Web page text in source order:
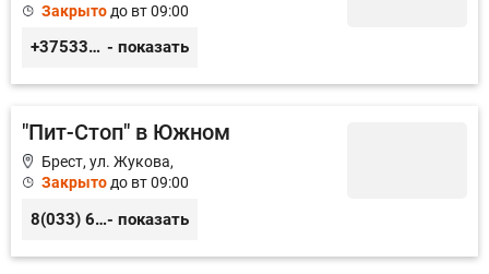
Закрыто до вт 09:00
+375336082389 - показать
"Пит-Стоп" в Южном
Брест, ул. Жукова,
Закрыто до вт 09:00
8(033) 606-48-12- показать